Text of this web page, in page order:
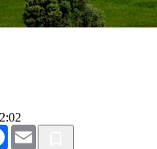
Facebook
Email